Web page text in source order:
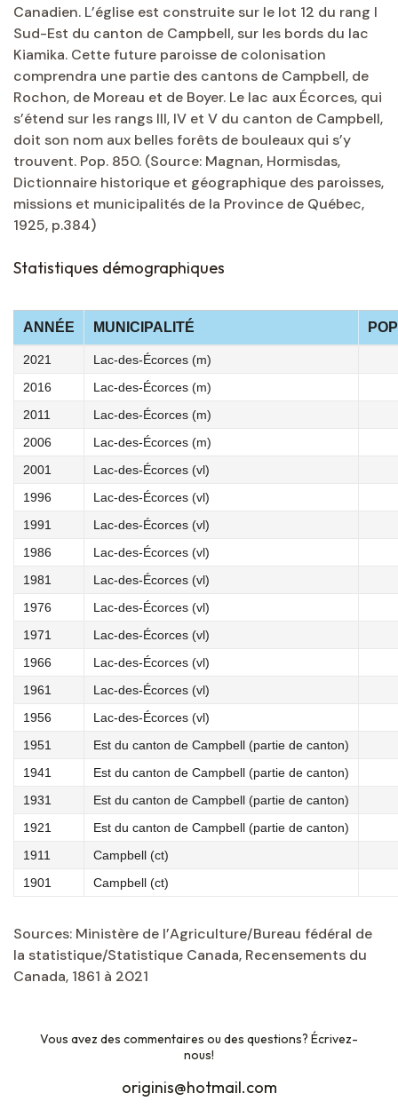
Canadien. L’église est construite sur le lot 12 du rang I
Sud-Est du canton de Campbell, sur les bords du lac
Kiamika. Cette future paroisse de colonisation
comprendra une partie des cantons de Campbell, de
Rochon, de Moreau et de Boyer. Le lac aux Écorces, qui
s’étend sur les rangs III, IV et V du canton de Campbell,
doit son nom aux belles forêts de bouleaux qui s’y
trouvent. Pop. 850. (Source: Magnan, Hormisdas,
Dictionnaire historique et géographique des paroisses,
missions et municipalités de la Province de Québec,
1925, p.384)
Statistiques démographiques
ANNÉE MUNICIPALITÉ
2021
Lac-des-Écorces (m)
2016
Lac-des-Écorces (m)
2011
Lac-des-Écorces (m)
2006
Lac-des-Écorces (m)
2001
Lac-des-Écorces (vl)
1996
Lac-des-Écorces (vl)
1991
Lac-des-Écorces (vl)
1986
Lac-des-Écorces (vl)
1981
Lac-des-Écorces (vl)
1976
Lac-des-Écorces (vl)
1971
Lac-des-Écorces (vl)
1966
Lac-des-Écorces (vl)
1961
Lac-des-Écorces (vl)
1956
Lac-des-Écorces (vl)
1951
Est du canton de Campbell (partie de canton)
1941
Est du canton de Campbell (partie de canton)
1931
Est du canton de Campbell (partie de canton)
1921
Est du canton de Campbell (partie de canton)
1911
Campbell (ct)
1901
Campbell (ct)
Sources: Ministère de l’Agriculture/Bureau fédéral de
la statistique/Statistique Canada, Recensements du
Canada, 1861 à 2021
Vous avez des commentaires ou des questions? Écrivez-
nous!
originis@hotmail.com